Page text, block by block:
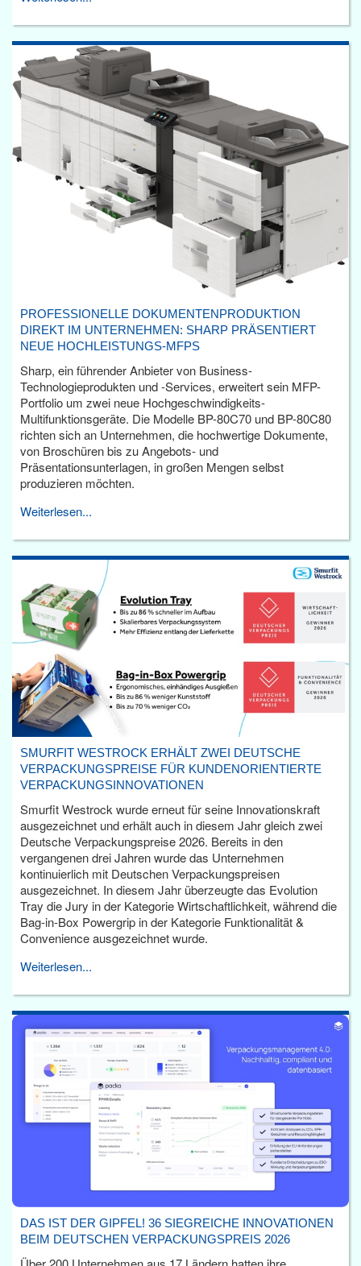
PROFESSIONELLE DOKUMENTENPRODUKTION
DIREKT IM UNTERNEHMEN: SHARP PRÄSENTIERT
NEUE HOCHLEISTUNGS-MFPS
Sharp, ein führender Anbieter von Business-
Technologieprodukten und -Services, erweitert sein MFP-
Portfolio um zwei neue Hochgeschwindigkeits-
Multifunktionsgeräte. Die Modelle BP-80C70 und BP-80C80
richten sich an Unternehmen, die hochwertige Dokumente,
von Broschüren bis zu Angebots- und
Präsentationsunterlagen, in großen Mengen selbst
produzieren möchten.
Weiterlesen...
SMURFIT WESTROCK ERHÄLT ZWEI DEUTSCHE
VERPACKUNGSPREISE FÜR KUNDENORIENTIERTE
VERPACKUNGSINNOVATIONEN
Smurfit Westrock wurde erneut für seine Innovationskraft
ausgezeichnet und erhält auch in diesem Jahr gleich zwei
Deutsche Verpackungspreise 2026. Bereits in den
vergangenen drei Jahren wurde das Unternehmen
kontinuierlich mit Deutschen Verpackungspreisen
ausgezeichnet. In diesem Jahr überzeugte das Evolution
Tray die Jury in der Kategorie Wirtschaftlichkeit, während die
Bag-in-Box Powergrip in der Kategorie Funktionalität &
Convenience ausgezeichnet wurde.
Weiterlesen...
DAS IST DER GIPFEL! 36 SIEGREICHE INNOVATIONEN
BEIM DEUTSCHEN VERPACKUNGSPREIS 2026